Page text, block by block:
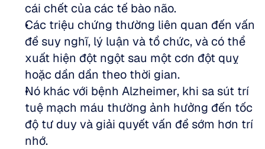
cái chết của các tế bào não.
Các triệu chứng thường liên quan đến vấn
đề suy nghĩ, lý luận và tổ chức, và có thể
xuất hiện đột ngột sau một cơn đột quỵ
hoặc dần dần theo thời gian.
Nó khác với bệnh Alzheimer, khi sa sút trí
tuệ mạch máu thường ảnh hưởng đến tốc
độ tư duy và giải quyết vấn đề sớm hơn trí
nhớ.